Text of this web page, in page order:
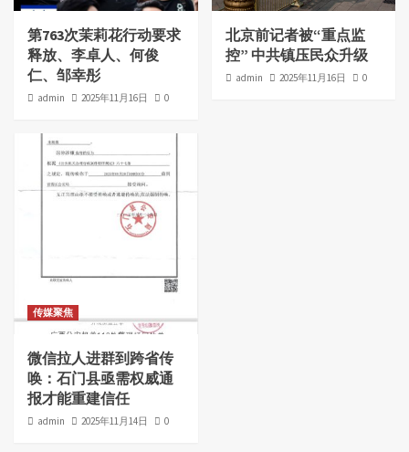
第763次茉莉花行动要求
释放、李卓人、何俊
仁、邹幸彤
admin 2025年11月16日 0
北京前记者被“重点监
控” 中共镇压民众升级
admin 2025年11月16日 0
传媒聚焦
微信拉人进群到跨省传
唤：石门县亟需权威通
报才能重建信任
admin 2025年11月14日 0